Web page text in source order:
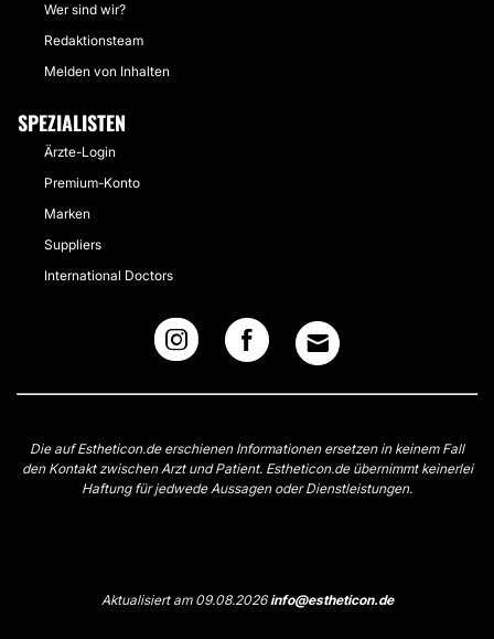
Wer sind wir?
Redaktionsteam
Melden von Inhalten
SPEZIALISTEN
Ärzte-Login
Premium-Konto
Marken
Suppliers
International Doctors
Die auf Estheticon.de erschienen Informationen ersetzen in keinem Fall
den Kontakt zwischen Arzt und Patient. Estheticon.de übernimmt keinerlei
Haftung für jedwede Aussagen oder Dienstleistungen.
Aktualisiert am 09.08.2026info@estheticon.de